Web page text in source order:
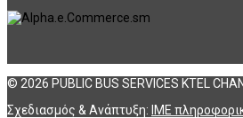
© 2026 PUBLIC BUS SERVICES KTEL
Σχεδιασμός & Ανάπτυξη: ΙΜΕ